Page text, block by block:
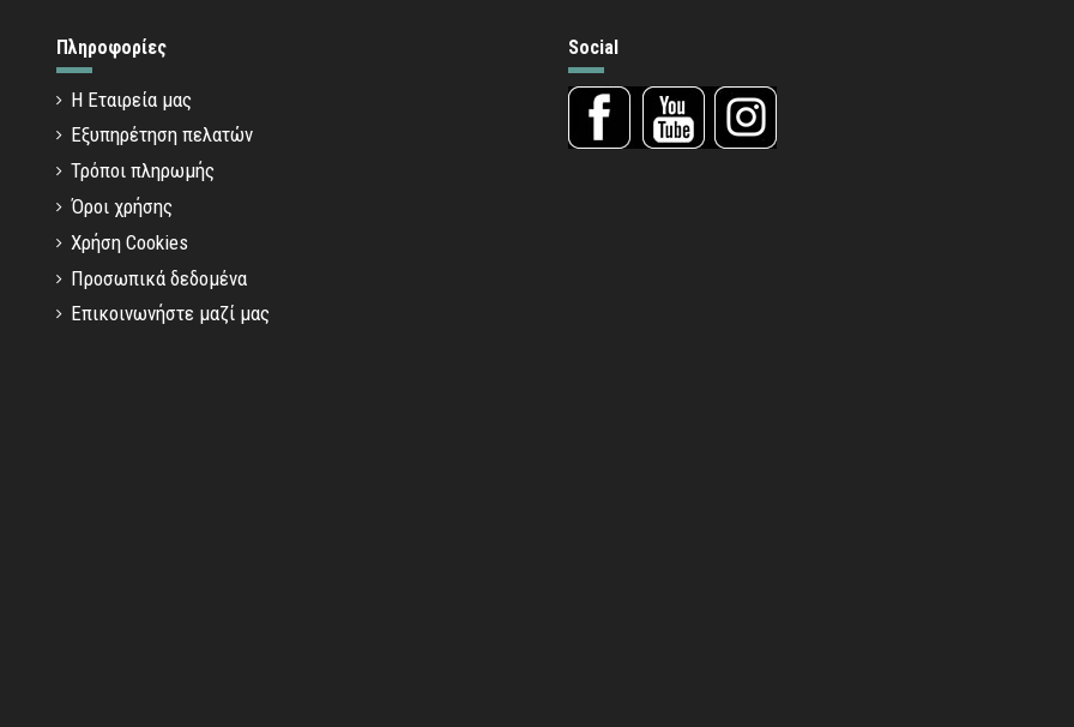
Πληροφορίες
Η Εταιρεία μας
Εξυπηρέτηση πελατών
Τρόποι πληρωμής
Όροι χρήσης
Χρήση Cookies
Προσωπικά δεδομένα
Επικοινωνήστε μαζί μας
Social